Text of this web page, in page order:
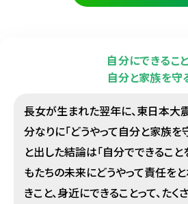
自分にできるこ
自分と家族を守
長女が生まれた翌年に、東日本大
分なりに「どうやって自分と家族を
と出した結論は「自分でできること
もたちの未来にどうやって責任を
きこと、身近にできることって、たく